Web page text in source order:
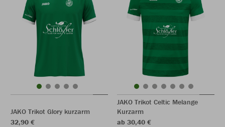
JAKO Trikot Glory kurzarm
32,90 €
JAKO Trikot Celtic Melange
Kurzarm
ab 30,40 €